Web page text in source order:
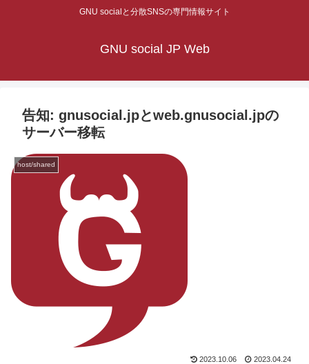
GNU socialと分散SNSの専門情報サイト
GNU social JP Web
告知: gnusocial.jpとweb.gnusocial.jpの
サーバー移転
host/shared
2023.10.06 2023.04.24